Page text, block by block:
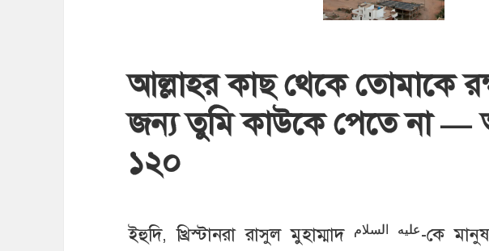
আল্লাহর কাছ থেকে তোমাকে
জন্য তুমি কাউকে পেতে না —
১২০
ইহুদি, খ্রিস্টানরা রাসুল মুহাম্মাদ عليه السلام-কে